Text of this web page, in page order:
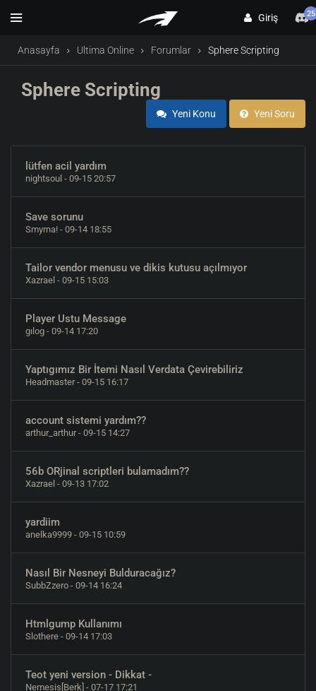
Giriş 25
Anasayfa Ultima Online Forumlar Sphere Scripting
Sphere Scripting
Yeni Konu Yeni Soru
lütfen acil yardım
nightsoul - 09-15 20:57
Save sorunu
Smyrna! - 09-14 18:55
Tailor vendor menusu ve dikis kutusu açılmıyor
Xazrael - 09-15 15:03
Player Ustu Message
gılog - 09-14 17:20
Yaptıgımız Bir İtemi Nasıl Verdata Çevirebiliriz
Headmaster- 09-15 16:17
account sistemi yardım??
arthur_arthur- 09-15 14:27
56b ORjinal scriptleri bulamadım??
Xazrael - 09-13 17:02
yardiim
anelka9999 - 09-15 10:59
Nasıl Bir Nesneyi Bulduracağız?
SubbZzero - 09-14 16:24
Htmlgump Kullanımı
Slothere - 09-14 17:03
Teot yeni version - Dikkat -
Nemesis[Berk] - 07-17 17:21